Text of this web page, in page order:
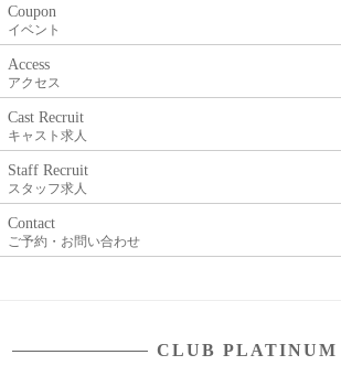
Coupon
イベント
Access
アクセス
Cast Recruit
キャスト求人
Staff Recruit
スタッフ求人
Contact
ご予約・お問い合わせ
CLUB PLATINUM